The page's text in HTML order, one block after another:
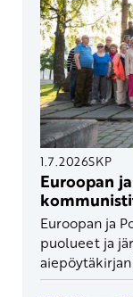
1.7.2026SKP
Euroopan
Euroopan ja
puolueet ja